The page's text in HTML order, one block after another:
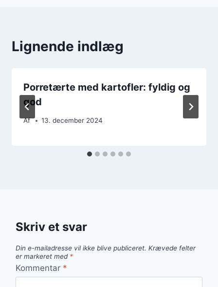
Lignende indlæg
Porretærte med kartofler: fyldig og
god
Af 13. december 2024
Skriv et svar
Din e-mailadresse vil ikke blive publiceret. Krævede felter
er markeret med *
Kommentar *